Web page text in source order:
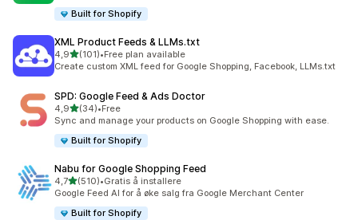
Built for Shopify
XML Product Feeds & LLMs.txt
4,9av 5 stjerner
(101)
Totalt 101 omtaler
•Free plan available
Create custom XML feed for Google Shopping, Facebook, LLMs.txt
SPD: Google Feed & Ads Doctor
4,9av 5 stjerner
(34)
Totalt 34 omtaler
•Free
Sync and manage your products on Google Shopping with ease.
Built for Shopify
Nabu for Google Shopping Feed
4,7av 5 stjerner
(510)
Totalt 510 omtaler
•Gratis å installere
Google Feed AI for å øke salg fra Google Merchant Center
Built for Shopify